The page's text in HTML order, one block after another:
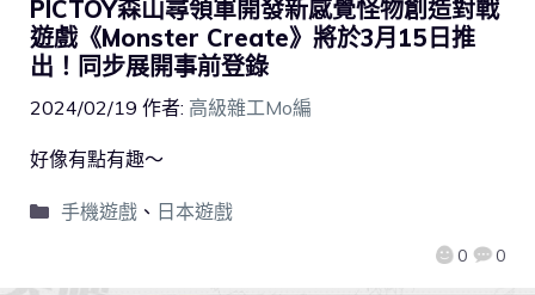
PICTOY森山尋領軍開發新感覺怪物創造對戰
遊戲《Monster Create》將於3月15日推
出！同步展開事前登錄
2024/02/19 作者: 高級雜工Mo編
0 0
好像有點有趣～
手機遊戲、 日本遊戲